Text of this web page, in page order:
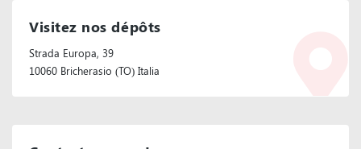
Visitez nos dépôts
Strada Europa, 39
10060 Bricherasio (TO) Italia